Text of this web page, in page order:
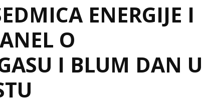
Magazine
ENERGIJE I
O
I BLUM DAN U